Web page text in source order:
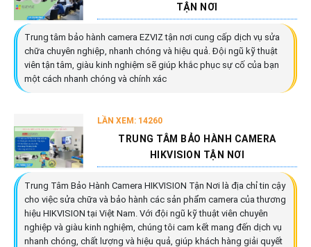
TẬN NƠI
Trung tâm bảo hành camera EZVIZ tận nơi cung cấp dịch vụ sửa
chữa chuyên nghiệp, nhanh chóng và hiệu quả. Đội ngũ kỹ thuật
viên tận tâm, giàu kinh nghiệm sẽ giúp khắc phục sự cố của bạn
một cách nhanh chóng và chính xác
LẦN XEM: 14260
TRUNG TÂM BẢO HÀNH CAMERA
HIKVISION TẬN NƠI
Trung Tâm Bảo Hành Camera HIKVISION Tận Nơi là địa chỉ tin cậy
cho việc sửa chữa và bảo hành các sản phẩm camera của thương
hiệu HIKVISION tại Việt Nam. Với đội ngũ kỹ thuật viên chuyên
nghiệp và giàu kinh nghiệm, chúng tôi cam kết mang đến dịch vụ
nhanh chóng, chất lượng và hiệu quả, giúp khách hàng giải quyết